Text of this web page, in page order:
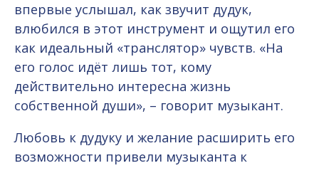
впервые услышал, как звучит дудук,
влюбился в этот инструмент и ощутил его
как идеальный «транслятор» чувств. «На
его голос идёт лишь тот, кому
действительно интересна жизнь
собственной души», – говорит музыкант.
Любовь к дудуку и желание расширить его
возможности привели музыканта к